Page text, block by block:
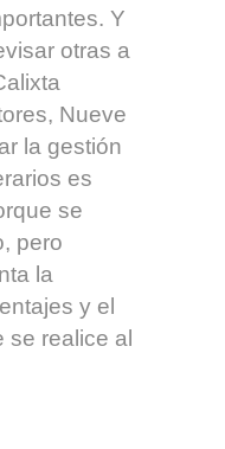
Y
otras a
Nueve
la gestión
es
se
pero
la
y el
realice al